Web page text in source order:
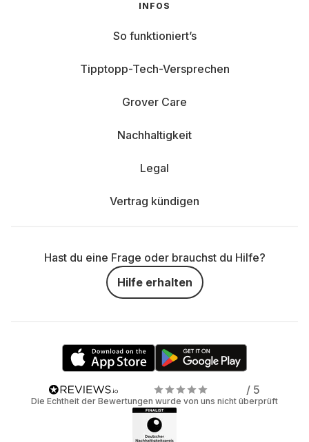
INFOS
So funktioniert’s
Tipptopp-Tech-Versprechen
Grover Care
Nachhaltigkeit
Legal
Vertrag kündigen
Hast du eine Frage oder brauchst du Hilfe?
Hilfe erhalten
/ 5
Die Echtheit der Bewertungen wurde von uns nicht überprüft